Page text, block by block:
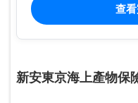
查
新安東京海上產物保